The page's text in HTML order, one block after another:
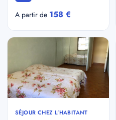
A partir de 158 €
SÉJOUR CHEZ L'HABITANT